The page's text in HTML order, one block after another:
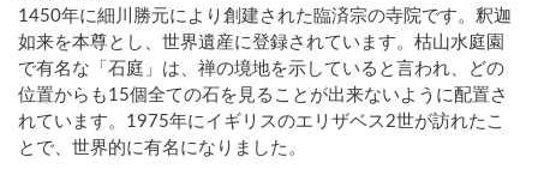
1450年に細川勝元により創建された臨済宗の寺院です。釈迦
如来を本尊とし、世界遺産に登録されています。枯山水庭園
で有名な「石庭」は、禅の境地を示していると言われ、どの
位置からも15個全ての石を見ることが出来ないように配置さ
れています。1975年にイギリスのエリザベス2世が訪れたこ
とで、世界的に有名になりました。